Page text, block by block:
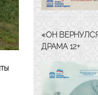
«ОН
ДРАМА 12+